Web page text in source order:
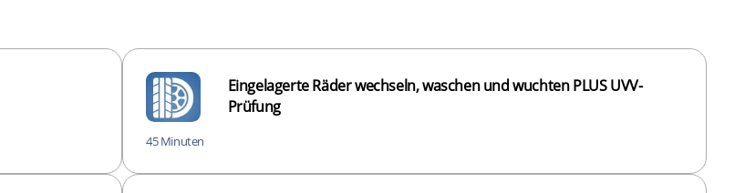
Eingelagerte Räder wechseln, waschen und wuchten PLUS UVV-
Prüfung
45 Minuten